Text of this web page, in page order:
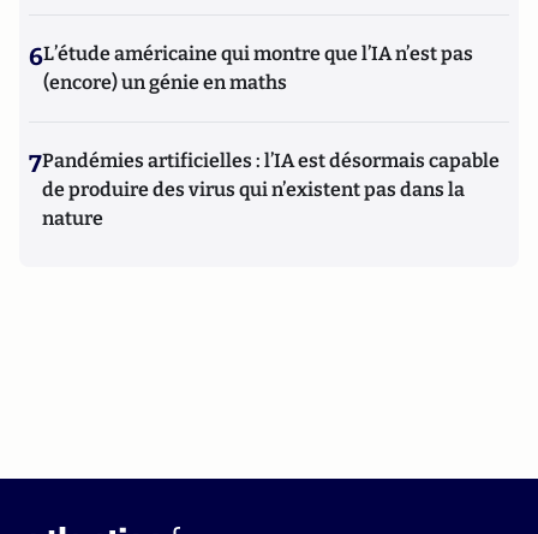
6L’étude américaine qui montre que l’IA n’est pas
(encore) un génie en maths
7Pandémies artificielles : l’IA est désormais capable
de produire des virus qui n’existent pas dans la
nature